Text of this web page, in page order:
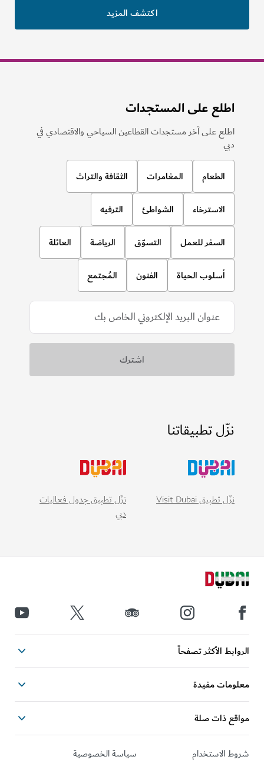
اكتشف المزيد
اطلع على المستجدات
اطلع على آخر مستجدات القطاعين السياحي والاقتصادي في
دبي
الطعام المغامرات الثقافة والتراث
الاسترخاء الشواطئ الترفيه
السفر للعمل التسوّق الرياضة العائلة
أسلوب الحياة الفنون المُجتمع
نزّل تطبيقاتنا
نزّل تطبيق Visit Dubai
نزّل تطبيق جدول فعاليات
دبي
الروابط الأكثر تصفحاً
معلومات مفيدة
مواقع ذات صلة
شروط الاستخدام
سياسة الخصوصية